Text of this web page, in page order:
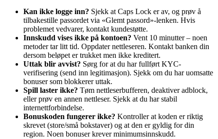
Kan ikke logge inn? Sjekk at Caps Lock er av, og prøv å
tilbakestille passordet via «Glemt passord»-lenken. Hvis
problemet vedvarer, kontakt kundestøtte.
Innskudd vises ikke på kontoen? Vent 10 minutter – noen
metoder tar litt tid. Oppdater nettleseren. Kontakt banken din
dersom beløpet er trukket men ikke kreditert.
Uttak blir avvist? Sørg for at du har fullført KYC-
verifisering (send inn legitimasjon). Sjekk om du har uomsatte
bonuser som blokkerer uttak.
Spill laster ikke? Tøm nettleserbufferen, deaktiver adblock,
eller prøv en annen nettleser. Sjekk at du har stabil
internettforbindelse.
Bonuskoden fungerer ikke? Kontroller at koden er riktig
skrevet (store/små bokstaver) og at den er gyldig for din
region. Noen bonuser krever minimumsinnskudd.